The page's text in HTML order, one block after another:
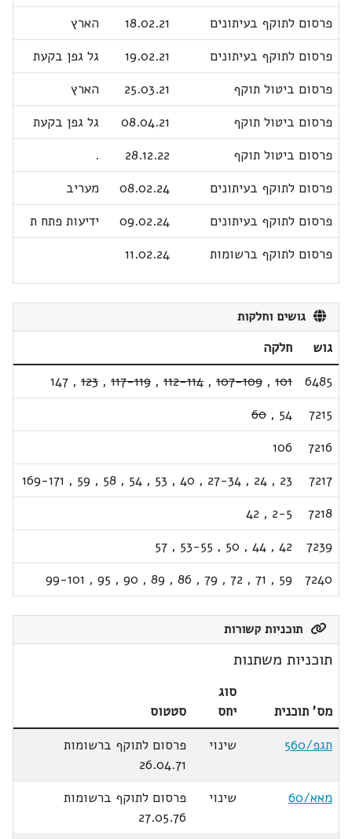
פרסום לתוקף בעיתונים
18.02.21
הארץ
פרסום לתוקף בעיתונים
19.02.21
גל גפן בקעת
פרסום ביטול תוקף
25.03.21
הארץ
פרסום ביטול תוקף
08.04.21
גל גפן בקעת
פרסום ביטול תוקף
28.12.22
.
פרסום לתוקף בעיתונים
08.02.24
מעריב
פרסום לתוקף בעיתונים
09.02.24
ידיעות פתח ת
פרסום לתוקף ברשומות
11.02.24
גושים וחלקות
גוש
חלקה
6485
101
,
107-109
,
112-114
,
117-119
,
123
,
147
7215
54
,
60
7216
106
7217
23
,
24
,
27-34
,
40
,
53
,
54
,
58
,
59
,
169-171
7218
2-5
,
42
7239
42
,
44
,
50
,
53-55
,
57
7240
59
,
71
,
72
,
79
,
86
,
89
,
90
,
95
,
99-101
תוכניות קשורות
תוכניות משתנות
מס' תוכנית
סוג
יחס
סטטוס
תגפ/560
שינוי
פרסום לתוקף ברשומות
26.04.71
מאא/60
שינוי
פרסום לתוקף ברשומות
27.05.76